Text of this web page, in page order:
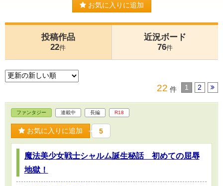
お気に入りに追加
投稿作品
22件
近況ボード
76件
22 件 1 2
ファンタジー 連載中 長編 R18
お気に入りに追加 5
魔法美少女戦士シャルム誕生秘話 初めての屈辱
地獄！